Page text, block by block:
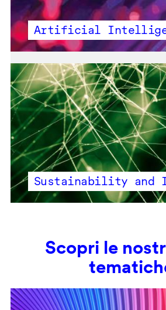
Artificial
Sustainability and
Scopri le